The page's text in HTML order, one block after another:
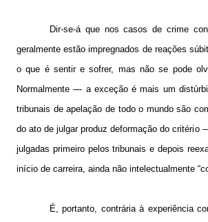
Dir-se-á que nos casos de crime
geralmente estão impregnados de reações
o que é sentir e sofrer, mas não se pode
Normalmente — a exceção é mais um
tribunais de apelação de todo o mundo são
do ato de julgar produz deformação do
julgadas primeiro pelos tribunais e depois
início de carreira, ainda não intelectualmente
É, portanto, contrária à experiência